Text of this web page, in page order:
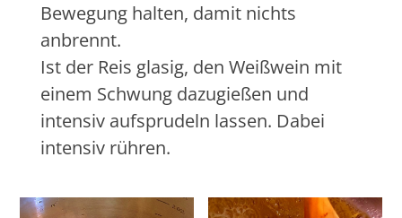
Bewegung halten, damit nichts
anbrennt.
Ist der Reis glasig, den Weißwein mit
einem Schwung dazugießen und
intensiv aufsprudeln lassen. Dabei
intensiv rühren.